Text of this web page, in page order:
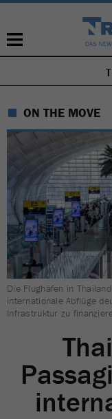
ON THE MOVE
Die Flughäfen in
internationale Abflüge
Infrastruktur zu